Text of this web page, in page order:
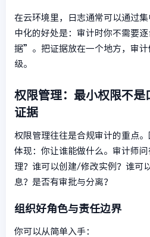
在云环境里，日志通常可以通过
中化的好处是：审计时你不需要
据”。把证据放在一个地方，审
级。
权限管理：最小权限不是
证据
权限管理往往是合规审计的重点
体现：你让谁能做什么。审计师
理？谁可以创建/修改实例？谁可
息？是否有审批与分离？
组织好角色与责任边界
你可以从简单入手：